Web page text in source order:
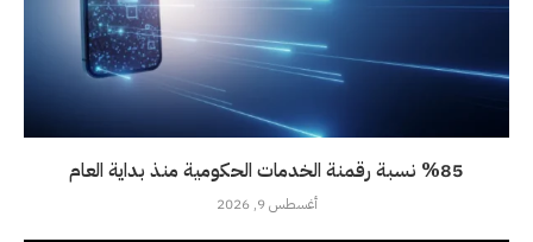
%85 نسبة رقمنة الخدمات الحكومية منذ بداية العام
أغسطس 9, 2026